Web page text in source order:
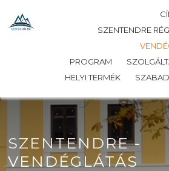
SZENTENDRE
PROGRAM
HELYI TERMÉK
SZENTENDRE -
VENDÉGLÁTÁS